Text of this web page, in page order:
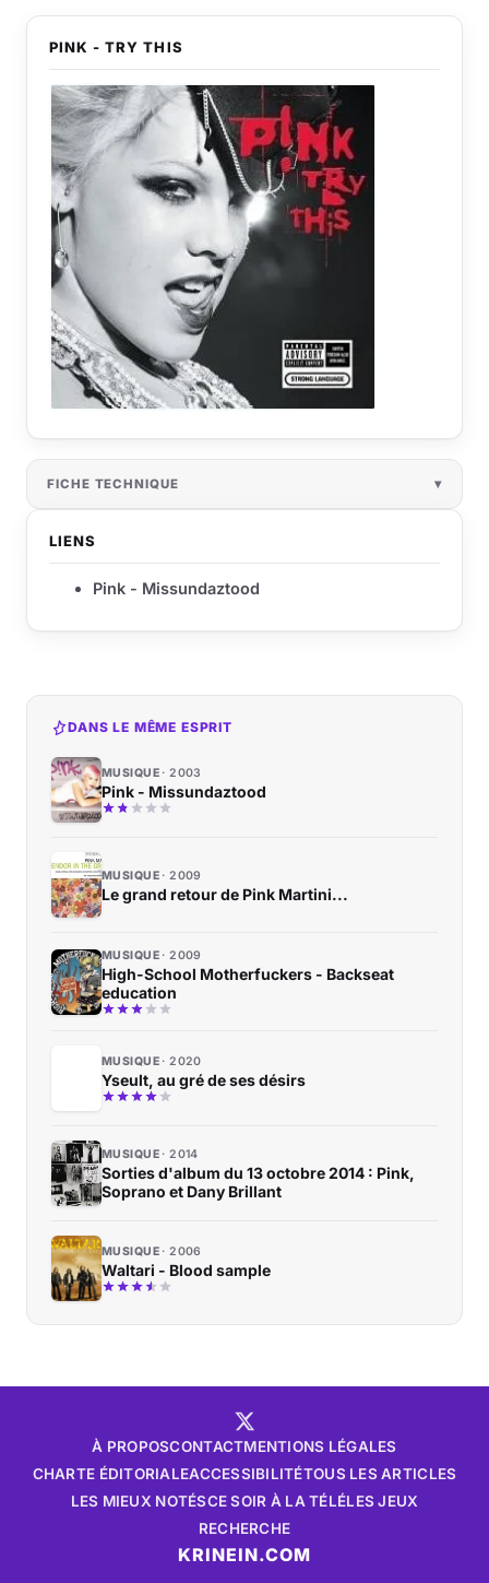
PINK - TRY THIS
FICHE TECHNIQUE
LIENS
Pink - Missundaztood
DANS LE MÊME ESPRIT
MUSIQUE 2003
Pink - Missundaztood
MUSIQUE 2009
Le grand retour de Pink Martini...
MUSIQUE 2009
High-School Motherfuckers - Backseat
education
MUSIQUE 2020
Yseult, au gré de ses désirs
MUSIQUE 2014
Sorties d'album du 13 octobre 2014 : Pink,
Soprano et Dany Brillant
MUSIQUE 2006
Waltari - Blood sample
À PROPOSCONTACTMENTIONS LÉGALES
CHARTE ÉDITORIALEACCESSIBILITÉTOUS LES ARTICLES
LES MIEUX NOTÉSCE SOIR À LA TÉLÉLES JEUX
RECHERCHE
KRINEIN.COM